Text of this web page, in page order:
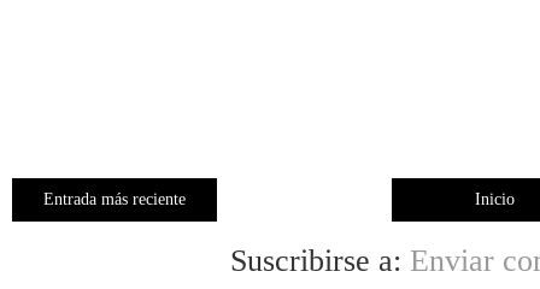
Entrada más reciente Inicio
Suscribirse a: Enviar